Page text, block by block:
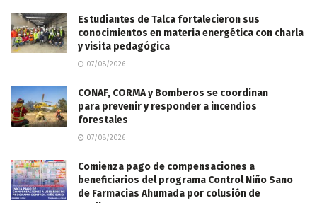
Estudiantes de Talca fortalecieron sus
conocimientos en materia energética con charla
y visita pedagógica
07/08/2026
CONAF, CORMA y Bomberos se coordinan
para prevenir y responder a incendios
forestales
07/08/2026
Comienza pago de compensaciones a
beneficiarios del programa Control Niño Sano
de Farmacias Ahumada por colusión de